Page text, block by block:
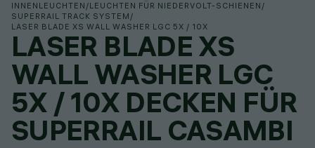
INNENLEUCHTEN /LEUCHTEN FÜR NIEDERVOLT-SCHIENEN /
SUPERRAIL TRACK SYSTEM /
LASER BLADE XS WALL WASHER LGC 5X / 10X
LASER BLADE XS
WALL WASHER LGC
5X / 10X DECKEN FÜR
SUPERRAIL CASAMBI